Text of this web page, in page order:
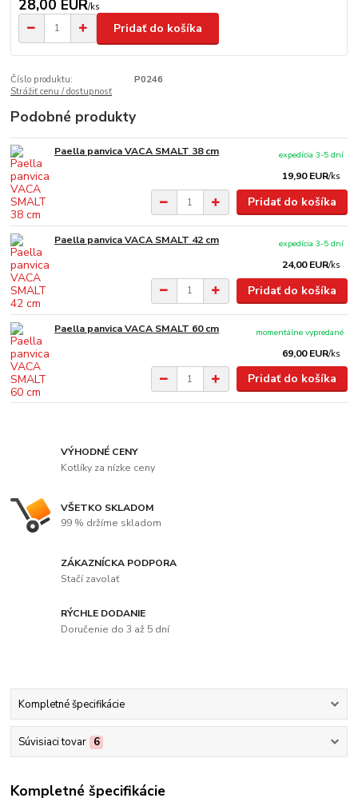
28,00 EUR/ks
Pridať do košíka
Číslo produktu:
P0246
Strážiť cenu / dostupnosť
Podobné produkty
Paella panvica VACA SMALT 38 cm
19,90 EUR/ks
expedícia 3-5 dní
Pridať do košíka
Paella panvica VACA SMALT 42 cm
24,00 EUR/ks
expedícia 3-5 dní
Pridať do košíka
Paella panvica VACA SMALT 60 cm
69,00 EUR/ks
momentálne vypredané
Pridať do košíka
VÝHODNÉ CENY
Kotlíky za nízke ceny
VŠETKO SKLADOM
99 % držíme skladom
ZÁKAZNÍCKA PODPORA
Stačí zavolať
RÝCHLE DODANIE
Doručenie do 3 až 5 dní
Kompletné špecifikácie
Súvisiaci tovar 6
Kompletné špecifikácie